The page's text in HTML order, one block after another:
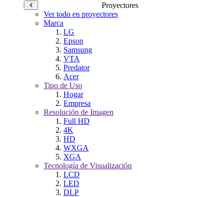
Proyectores
Ver todo en proyectores
Marca
LG
Epson
Samsung
VTA
Predator
Acer
Tipo de Uso
Hogar
Empresa
Resolución de Imagen
Full HD
4K
HD
WXGA
XGA
Tecnología de Visualización
LCD
LED
DLP